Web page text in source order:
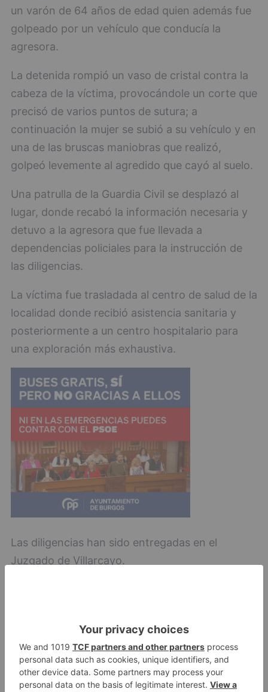
un varón de 64 años de edad quien además fue
golpeado por un vehículo que conducía la
agresora.
La detenida rompió un vaso de cristal contra la
cabeza de la víctima, provocándole un corte que
precisó de varios puntos de sutura; a
continuación la mujer se subió a su vehículo y en
una de las bruscas maniobras que realizó,
golpeó levemente al agredido que cayó al suelo.
Una patrulla de la Guardia Civil se desplazó al
lugar, donde recabó la información necesaria y
detuvo a la agresora que fue llevada a
dependencias policiales para la instrucción de
las diligencias.
La víctima fue trasladada al centro de salud de la
localidad donde recibió asistencia sanitaria y
posteriormente a un centro hospitalario para
una exploración más exhaustiva.
Las diligencias han sido entregadas en el
Juzgado de Villarcayo.
familiar
LO + VISTO